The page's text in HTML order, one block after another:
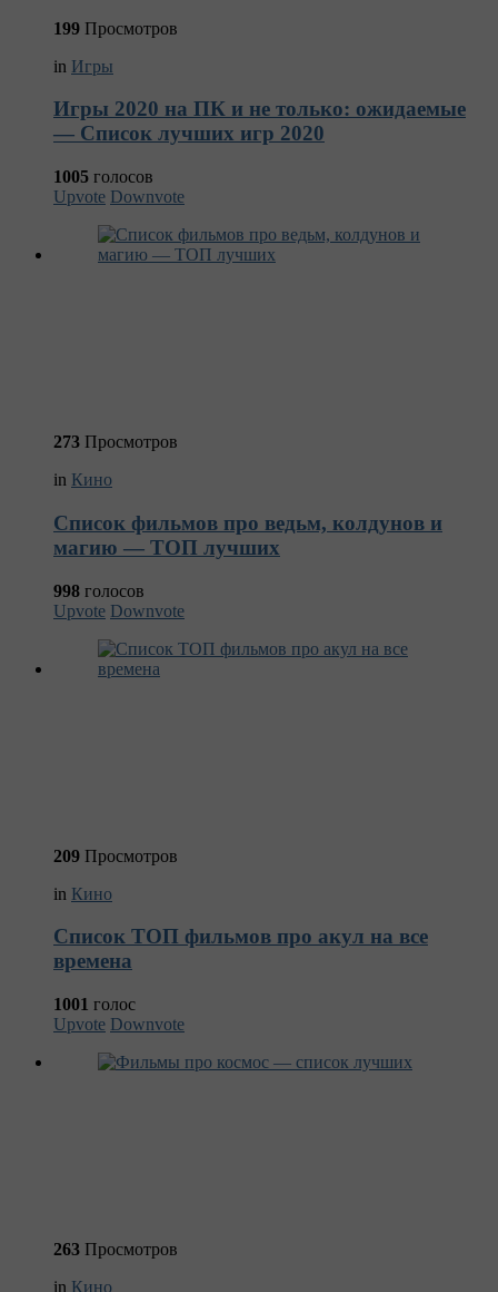
199 Просмотров
in Игры
Игры 2020 на ПК и не только: ожидаемые
— Список лучших игр 2020
1005 голосов
Upvote Downvote
273 Просмотров
in Кино
Список фильмов про ведьм, колдунов и
магию — ТОП лучших
998 голосов
Upvote Downvote
209 Просмотров
in Кино
Список ТОП фильмов про акул на все
времена
1001 голос
Upvote Downvote
263 Просмотров
in Кино